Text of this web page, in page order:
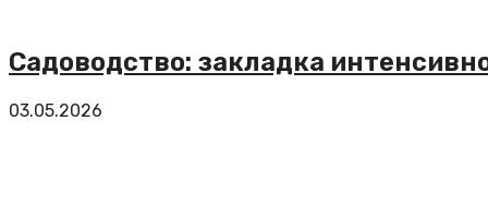
Садоводство: закладка
03.05.2026